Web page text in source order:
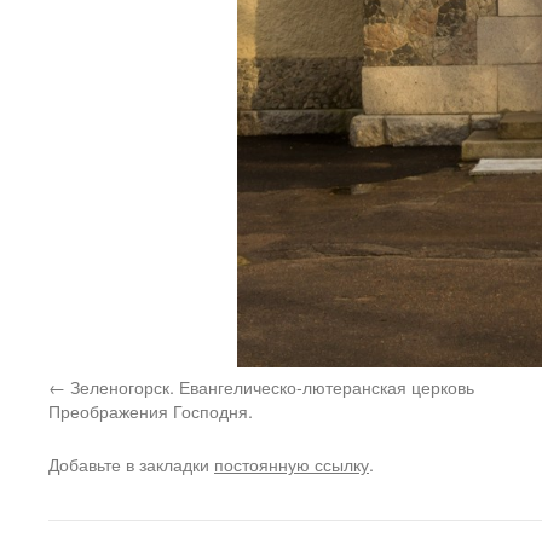
Зеленогорск. Евангелическо-лютеранская церковь
Преображения Господня.
Добавьте в закладки постоянную ссылку.